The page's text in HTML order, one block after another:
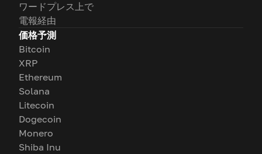
ワードプレス上で
電報経由
価格予測
Bitcoin
XRP
Ethereum
Solana
Litecoin
Dogecoin
Monero
Shiba Inu